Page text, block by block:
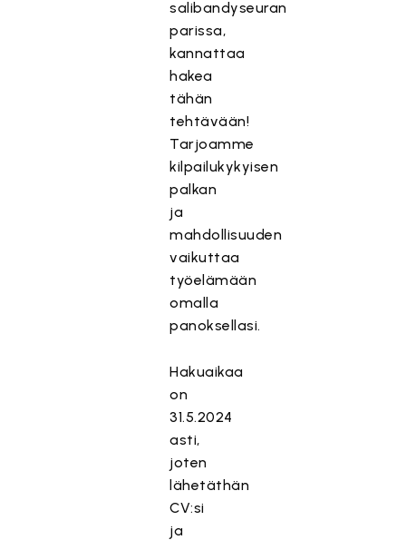
salibandyseuran
parissa,
kannattaa
hakea
tähän
tehtävään!
Tarjoamme
kilpailukykyisen
palkan
ja
mahdollisuuden
vaikuttaa
työelämään
omalla
panoksellasi.
Hakuaikaa
on
31.5.2024
asti,
joten
lähetäthän
CV:si
ja